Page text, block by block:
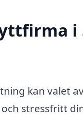
kan valet
stressfritt